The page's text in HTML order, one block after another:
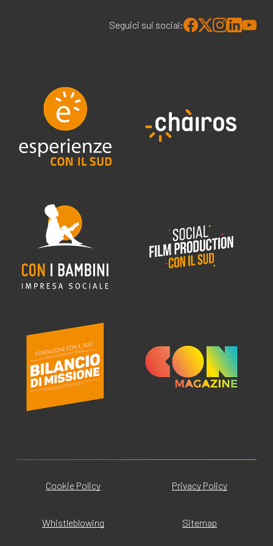
Seguici sui social:
Cookie Policy Privacy Policy
Whistleblowing Sitemap